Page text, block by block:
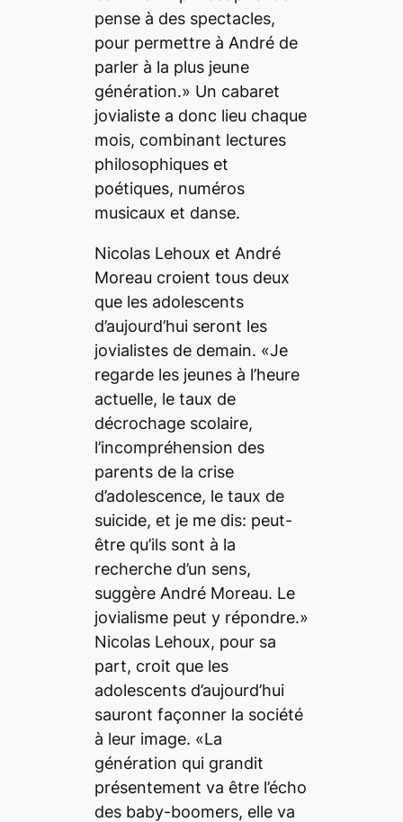
pense à des spectacles,
pour permettre à André de
parler à la plus jeune
génération.» Un cabaret
jovialiste a donc lieu chaque
mois, combinant lectures
philosophiques et
poétiques, numéros
musicaux et danse.
Nicolas Lehoux et André
Moreau croient tous deux
que les adolescents
d’aujourd’hui seront les
jovialistes de demain. «Je
regarde les jeunes à l’heure
actuelle, le taux de
décrochage scolaire,
l’incompréhension des
parents de la crise
d’adolescence, le taux de
suicide, et je me dis: peut-
être qu’ils sont à la
recherche d’un sens,
suggère André Moreau. Le
jovialisme peut y répondre.»
Nicolas Lehoux, pour sa
part, croit que les
adolescents d’aujourd’hui
sauront façonner la société
à leur image. «La
génération qui grandit
présentement va être l’écho
des baby-boomers, elle va